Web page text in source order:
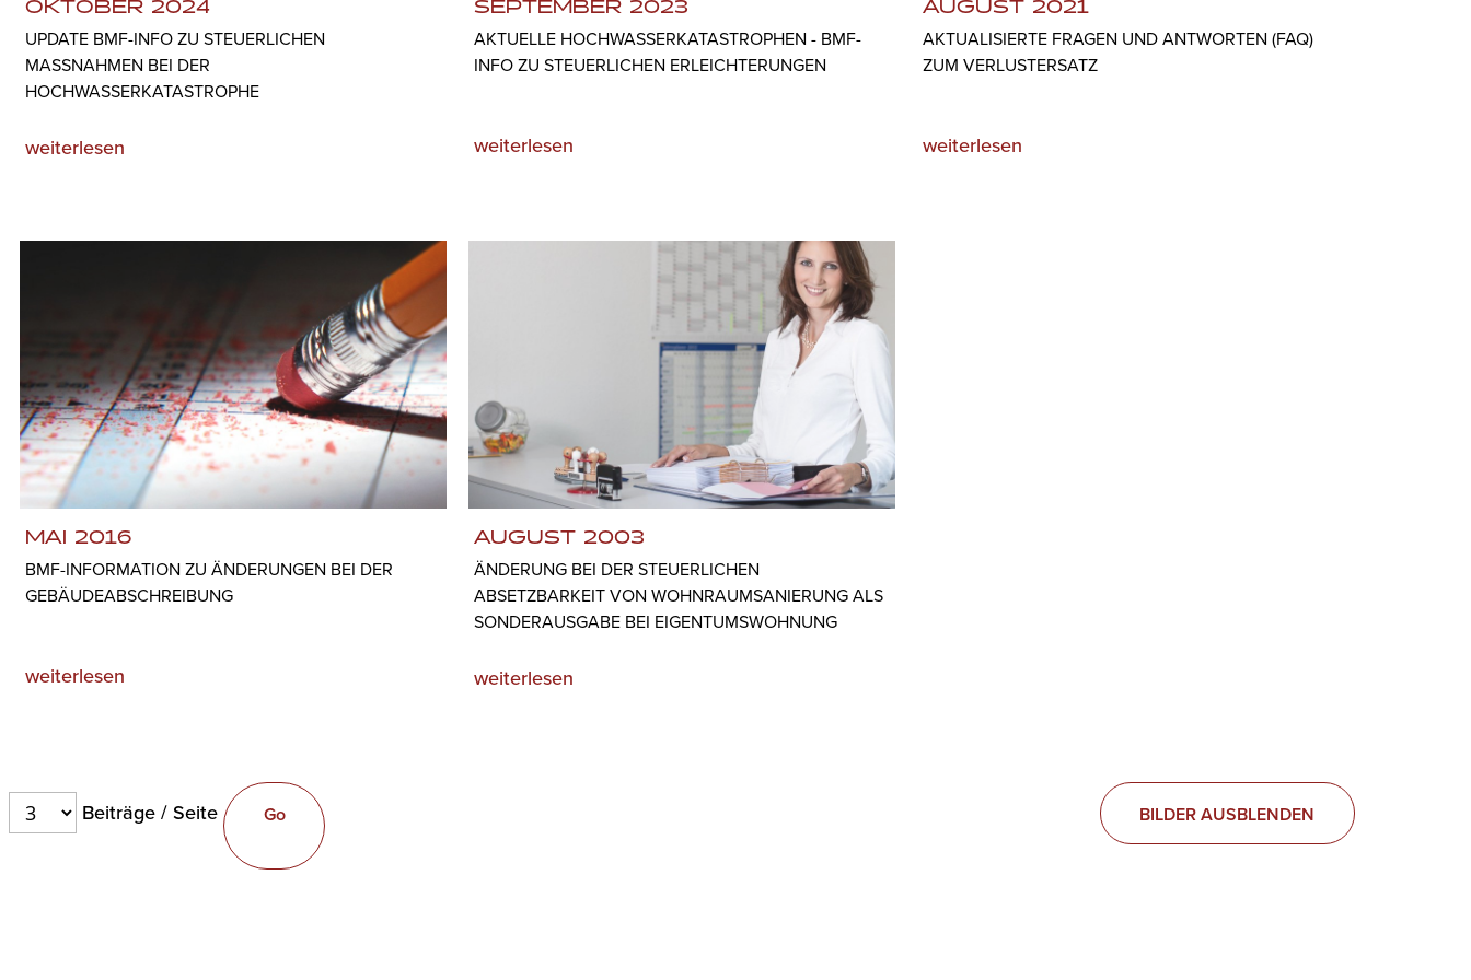
OKTOBER 2024
UPDATE BMF-INFO ZU STEUERLICHEN
MASSNAHMEN BEI DER H
OCHWASSERKATASTROPHE
weiterlesen
SEPTEMBER 2023
AKTUELLE HOCHWASSERKATASTROPHEN - BMF-
INFO ZU STEUERLICHEN ERLEICHTERUNGEN
weiterlesen
AUGUST 2021
AKTUALISIERTE FRAGEN UND ANTWORTEN (FAQ)
ZUM VERLUSTERSATZ
weiterlesen
MAI 2016
BMF-INFORMATION ZU ÄNDERUNGEN BEI DER
GEBÄUDEABSCHREIBUNG
weiterlesen
AUGUST 2003
ÄNDERUNG BEI DER STEUERLICHEN
ABSETZBARKEIT VON WOHNRAUMSANIERUNG ALS
SONDERAUSGABE BEI EIGENTUMSWOHNUNG
weiterlesen
Beiträge / Seite BILDER AUSBLENDEN